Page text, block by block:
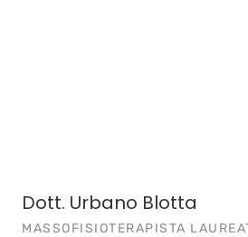
Dott. Urbano Blotta
MASSOFISIOTERAPISTA